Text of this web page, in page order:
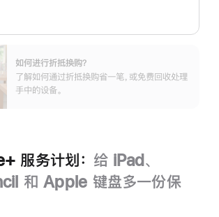
如何进行折抵换购？
了解如何通过折抵换购省一笔，或免费回收处理
手中的设备。
服务计划： 给 iPad、
和 Apple 键盘多一份保